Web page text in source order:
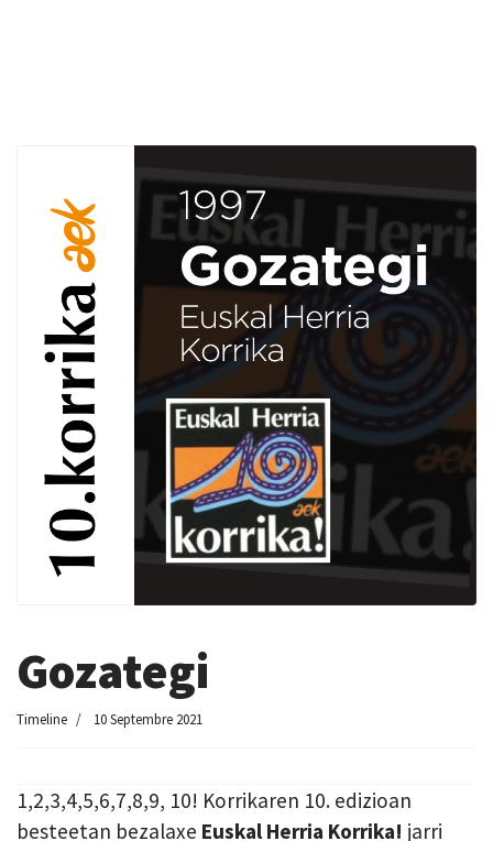
Gozategi
Timeline 10 Septembre 2021
1,2,3,4,5,6,7,8,9, 10! Korrikaren 10. edizioan
besteetan bezalaxe Euskal Herria Korrika! jarri